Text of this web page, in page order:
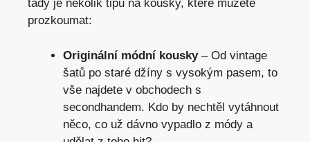
tady je několik tipů na kousky, které můžete
prozkoumat:
Originální módní kousky– Od vintage
šatů po staré džíny s vysokým pasem, to
vše najdete v obchodech s
secondhandem. Kdo by nechtěl vytáhnout
něco, co už dávno vypadlo z módy a